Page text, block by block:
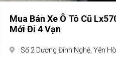
Mua Bán Xe Ô Tô Cũ
Mới Đi 4 Vạn
Số 2 Dương Đình Nghệ, Yên